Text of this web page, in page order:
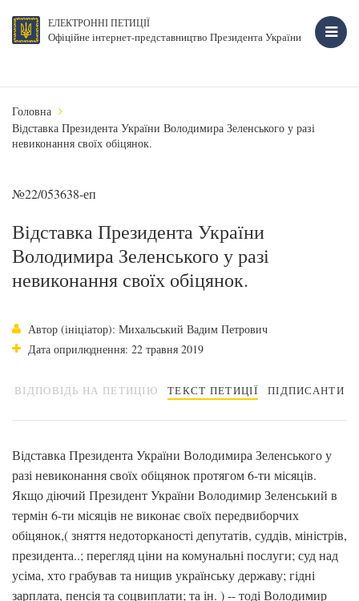
ЕЛЕКТРОННІ ПЕТИЦІЇ
Офіційне інтернет-представництво Президента України
Головна
Відставка Президента України Володимира Зеленського у разі
невиконання своїх обіцянок.
№22/053638-еп
Відставка Президента України
Володимира Зеленського у разі
невиконання своїх обіцянок.
Автор (ініціатор): Михальський Вадим Петрович
Дата оприлюднення: 22 травня 2019
ВІДПОВІДЬ НА ПЕТИЦІЮ ТЕКСТ ПЕТИЦІЇ ПІДПИСАНТИ
Відставка Президента України Володимира Зеленського у
разі невиконання своїх обіцянок протягом 6-ти місяців.
Якщо діючий Президент України Володимир Зеленський в
термін 6-ти місяців не виконає своїх передвиборчих
обіцянок,( зняття недоторканості депутатів, суддів, міністрів,
президента..; перегляд ціни на комунальні послуги; суд над
усіма, хто грабував та нищив українську державу; гідні
зарплата, пенсія та соцвиплати; та ін. ) -- тоді Володимир